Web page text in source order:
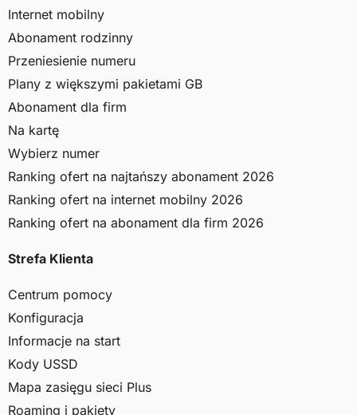
Internet mobilny
Abonament rodzinny
Przeniesienie numeru
Plany z większymi pakietami GB
Abonament dla firm
Na kartę
Wybierz numer
Ranking ofert na najtańszy abonament 2026
Ranking ofert na internet mobilny 2026
Ranking ofert na abonament dla firm 2026
Strefa Klienta
Centrum pomocy
Konfiguracja
Informacje na start
Kody USSD
Mapa zasięgu sieci Plus
Roaming i pakiety